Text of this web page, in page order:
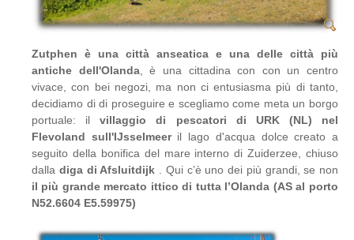
Zutphen è una città anseatica e una delle città più
antiche dell'Olanda, è una cittadina con con un centro
vivace, con bei negozi, ma non ci entusiasma più di tanto,
decidiamo di di proseguire e scegliamo come meta un borgo
portuale: ilvillaggio di pescatori di URK (NL) nel
Flevoland sull'IJsselmeeril lago d'acqua dolce creato a
seguito della bonifica del mare interno di Zuiderzee, chiuso
dalla diga di Afsluitdijk . Qui c’è uno dei più grandi, se non
il più grande mercato ittico di tutta l’Olanda (AS al porto
N52.6604 E5.59975)